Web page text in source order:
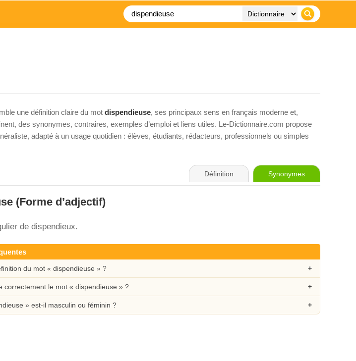
une définition claire du mot dispendieuse, ses principaux sens en français moderne et,
des synonymes, contraires, exemples d’emploi et liens utiles. Le-Dictionnaire.com propose
adapté à un usage quotidien : élèves, étudiants, rédacteurs, professionnels ou simples
Définition Synonymes
(Forme d’adjectif)
de dispendieux.
du mot « dispendieuse » ?
correctement le mot « dispendieuse » ?
» est-il masculin ou féminin ?